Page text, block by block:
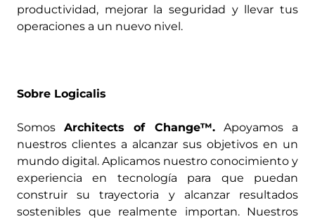
productividad, mejorar la seguridad y llevar tus
operaciones a un nuevo nivel.
Sobre Logicalis
SomosArchitects of Change™.Apoyamos a
nuestros clientes a alcanzar sus objetivos en un
mundo digital. Aplicamos nuestro conocimiento y
experiencia en tecnología para que puedan
construir su trayectoria y alcanzar resultados
sostenibles que realmente importan. Nuestros